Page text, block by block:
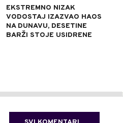
EKSTREMNO NIZAK
VODOSTAJ IZAZVAO HAOS
NA DUNAVU, DESETINE
BARŽI STOJE USIDRENE